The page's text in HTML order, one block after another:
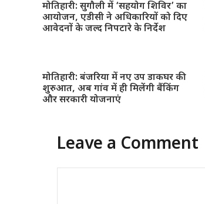
मोतिहारी: सुगौली में ‘सहयोग शिविर’ का
आयोजन, एडीसी ने अधिकारियों को दिए
आवेदनों के जल्द निपटारे के निर्देश
मोतिहारी: बंजरिया में नए उप डाकघर की
शुरुआत, अब गांव में ही मिलेंगी बैंकिंग
और सरकारी योजनाएं
Leave a Comment